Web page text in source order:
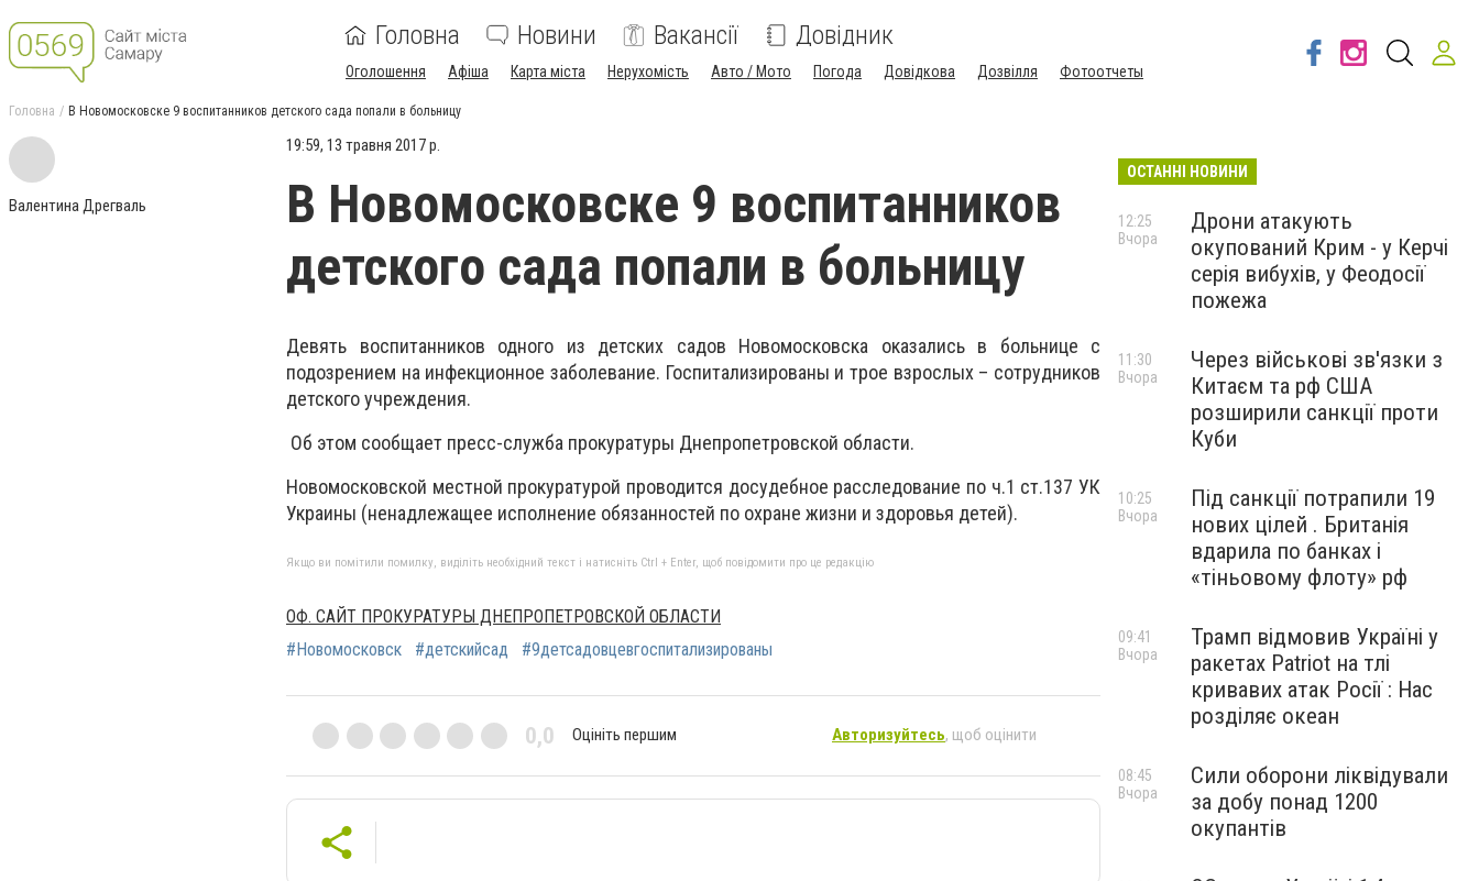
Головна Новини Вакансії Довідник
Оголошення Афіша Карта міста Нерухомість Авто / Мото Погода Довідкова Дозвілля Фотоотчеты
Головна В Новомосковске 9 воспитанников детского сада попали в больницу
Валентина Дрегваль
19:59, 13 травня 2017 р.
В Новомосковске 9 воспитанников
детского сада попали в больницу
Девять воспитанников одного из детских садов Новомосковска оказались в больнице с
подозрением на инфекционное заболевание. Госпитализированы и трое взрослых – сотрудников
детского учреждения.
Об этом сообщает пресс-служба прокуратуры Днепропетровской области.
Новомосковской местной прокуратурой проводится досудебное расследование по ч.1 ст.137 УК
Украины (ненадлежащее исполнение обязанностей по охране жизни и здоровья детей).
Якщо ви помітили помилку, виділіть необхідний текст і натисніть Ctrl + Enter, щоб повідомити про це редакцію
ОФ. САЙТ ПРОКУРАТУРЫ ДНЕПРОПЕТРОВСКОЙ ОБЛАСТИ
#Новомосковск
#детскийсад #9детсадовцевгоспитализированы
0,0 Оцініть першим Авторизуйтесь, щоб оцінити
ОСТАННІ НОВИНИ
Дрони атакують
окупований Крим - у Керчі
серія вибухів, у Феодосії
пожежа
12:25
Вчора
Через військові зв'язки з
Китаєм та рф США
розширили санкції проти
Куби
11:30
Вчора
Під санкції потрапили 19
нових цілей . Британія
вдарила по банках і
«тіньовому флоту» рф
10:25
Вчора
Трамп відмовив Україні у
ракетах Patriot на тлі
кривавих атак Росії : Нас
розділяє океан
09:41
Вчора
Сили оборони ліквідували
за добу понад 1200
окупантів
08:45
Вчора